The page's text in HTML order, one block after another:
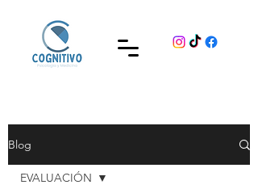
Blog
EVALUACIÓN